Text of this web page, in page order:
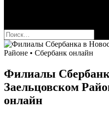
Найти:
Филиалы
Заельцовском
онлайн